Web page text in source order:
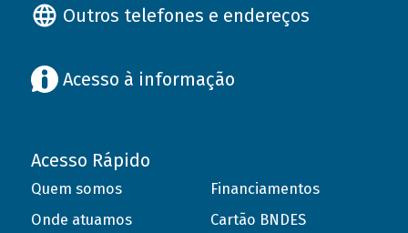
Outros telefones e endereços
Acesso à informação
Acesso Rápido
Quem somos
Onde atuamos
Financiamentos
Cartão BNDES